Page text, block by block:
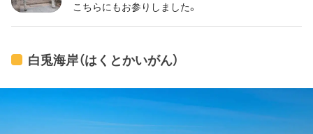
こちらにもお参りしました。
白兎海岸（はくとかいがん）